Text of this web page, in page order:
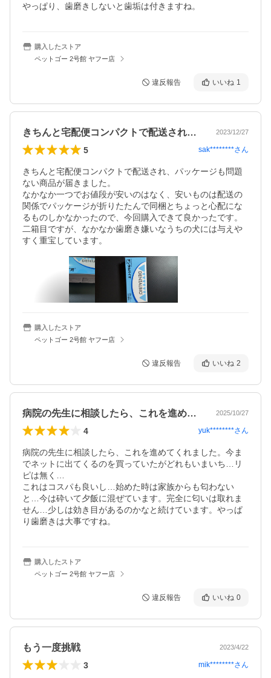
やっぱり、歯磨きしないと歯垢は付きますね。
購入したストア
ペットゴー 2号館 ヤフー店
違反報告 いいね 1
きちんと宅配便コンパクトで配送され、パ… 2023/12/27
5 sak********さん
きちんと宅配便コンパクトで配送され、パッケージも問題
ない商品が届きました。
なかなか一つでお値段が安いのはなく、安いものは配送の
関係でパッケージが折りたたんで同梱とちょっと心配にな
るものしかなかったので、今回購入できて良かったです。
二箱目ですが、なかなか歯磨き嫌いなうちの犬には与えや
すく重宝しています。
購入したストア
ペットゴー 2号館 ヤフー店
違反報告 いいね 2
病院の先生に相談したら、これを進めてく… 2025/10/27
4 yuk********さん
病院の先生に相談したら、これを進めてくれました。今ま
でネットに出てくるのを買っていたがどれもいまいち…リ
ピは無く…
これはコスパも良いし…始めた時は家族からも匂わない
と…今は砕いて夕飯に混ぜています。完全に匂いは取れま
せん…少しは効き目があるのかなと続けています。やっぱ
り歯磨きは大事ですね。
購入したストア
ペットゴー 2号館 ヤフー店
違反報告 いいね 0
もう一度挑戦 2023/4/22
3 mik********さん